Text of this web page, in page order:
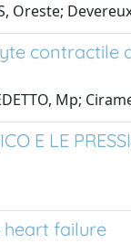
Oreste;
Mp;
E LE
failure